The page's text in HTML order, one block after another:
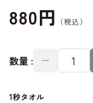
880円
数量 :
1秒タオル